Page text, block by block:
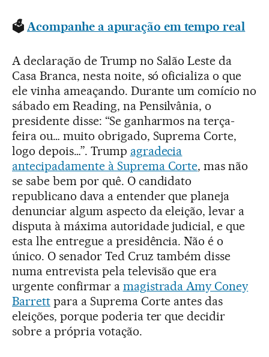
🗳️ Acompanhe a apuração em tempo real
A declaração de Trump no Salão Leste da
Casa Branca, nesta noite, só oficializa o que
ele vinha ameaçando. Durante um comício no
sábado em Reading, na Pensilvânia, o
presidente disse: “Se ganharmos na terça-
feira ou… muito obrigado, Suprema Corte,
logo depois…”. Trump agradecia
antecipadamente à Suprema Corte, mas não
se sabe bem por quê. O candidato
republicano dava a entender que planeja
denunciar algum aspecto da eleição, levar a
disputa à máxima autoridade judicial, e que
esta lhe entregue a presidência. Não é o
único. O senador Ted Cruz também disse
numa entrevista pela televisão que era
urgente confirmar a magistrada Amy Coney
Barrettpara a Suprema Corte antes das
eleições, porque poderia ter que decidir
sobre a própria votação.